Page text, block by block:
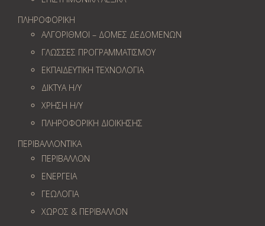
ΠΛΗΡΟΦΟΡΙΚΗ
ΑΛΓΟΡΙΘΜΟΙ – ΔΟΜΕΣ ΔΕΔΟΜΕΝΩΝ
ΓΛΩΣΣΕΣ ΠΡΟΓΡΑΜΜΑΤΙΣΜΟΥ
ΕΚΠΑΙΔΕΥΤΙΚΗ ΤΕΧΝΟΛΟΓΙΑ
ΔΙΚΤΥΑ Η/Υ
ΧΡΗΣΗ Η/Υ
ΠΛΗΡΟΦΟΡΙΚΗ ΔΙΟΙΚΗΣΗΣ
ΠΕΡΙΒΑΛΛΟΝΤΙΚΑ
ΠΕΡΙΒΑΛΛΟΝ
ΕΝΕΡΓΕΙΑ
ΓΕΩΛOΓΙΑ
ΧΩΡΟΣ & ΠΕΡΙΒΑΛΛΟΝ